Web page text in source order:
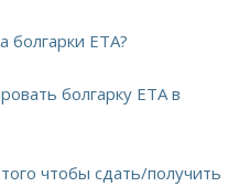
болгарки ETA?
болгарку ETA в
чтобы сдать/получить